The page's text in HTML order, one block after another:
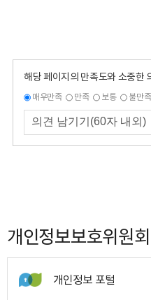
해당 페이지의 만족도와 소중한
매우만족 만족 보통 불만족
개인정보보호위원
개인정보 포털